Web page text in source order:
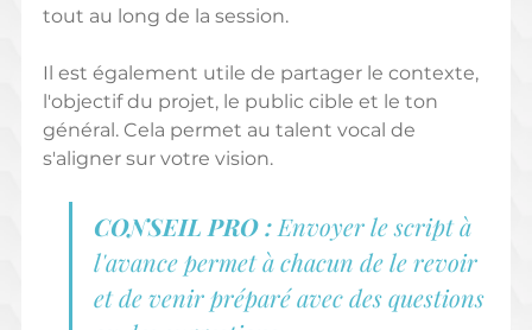
tout au long de la session.
Il est également utile de partager le contexte,
l'objectif du projet, le public cible et le ton
général. Cela permet au talent vocal de
s'aligner sur votre vision.
CONSEIL PRO : Envoyer le script à
l'avance permet à chacun de le revoir
et de venir préparé avec des questions